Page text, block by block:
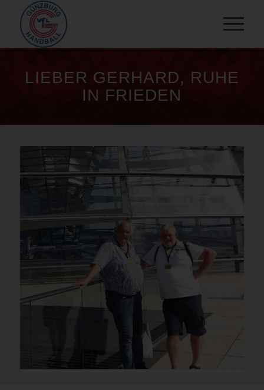
LIEBER GERHARD, RUHE
IN FRIEDEN